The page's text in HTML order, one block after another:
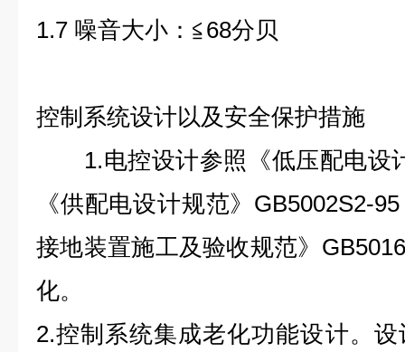
1.7 噪音大小：≦68分贝
控制系统设计以及安全保护措施
1.电控设计参照《低压配电设
《供配电设计规范》 GB5002S2-95
接地装置施工及验收规范》
化。
2.控制系统集成老化功能设计。